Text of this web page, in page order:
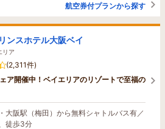
航空券付プランから探す
ンスホテル大阪ベイ
リア
(2,311件)
ア開催中！ベイエリアのリゾートで至福の
大阪駅（梅田）から無料シャトルバス有／
徒歩3分